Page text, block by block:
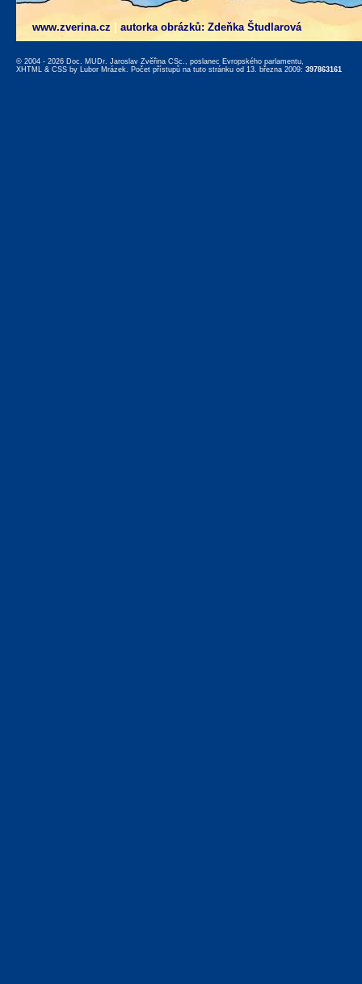
www.zverina.cz autorka obrázků: Zdeňka Študlarová
© 2004 - 2026 Doc. MUDr. Jaroslav Zvěřina CSc., poslanec Evropského parlamentu,
XHTML & CSS by Lubor Mrázek. Počet přístupů na tuto stránku od 13. března 2009: 397863161